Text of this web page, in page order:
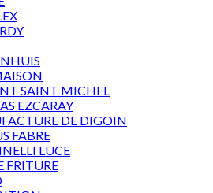
SAINT MICHEL
EZCARAY
DE DIGOIN
FABRE
LUCE
FRITURE